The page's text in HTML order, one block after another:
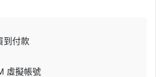
到付款
虛擬帳號